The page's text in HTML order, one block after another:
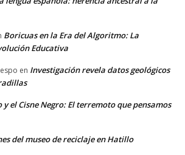
Boricuas en la Era del Algoritmo: La
Educativa
en Investigación revela datos geológicos
y el Cisne Negro: El terremoto que pensamos
del museo de reciclaje en Hatillo